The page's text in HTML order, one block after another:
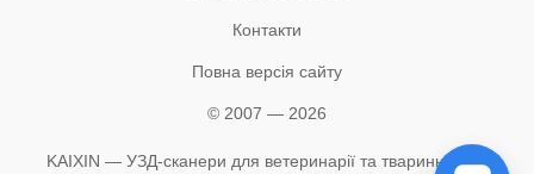
Контакти
Повна версія сайту
© 2007 — 2026
KAIXIN — УЗД-сканери для ветеринарії та тваринництва